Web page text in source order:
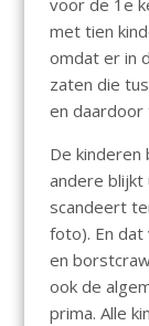
voor de 1e
met tien
omdat er in
zaten die
en
De
andere blijkt
scandeert
foto). En
en
ook de
prima. Alle